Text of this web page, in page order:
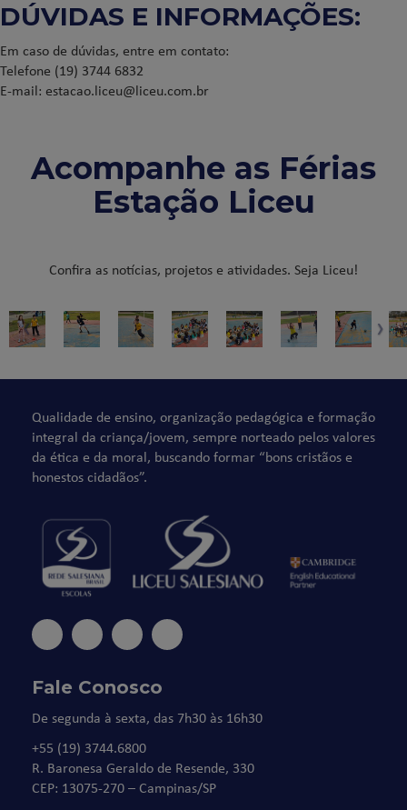
DÚVIDAS E INFORMAÇÕES:
Em caso de dúvidas, entre em contato:
Telefone (19) 3744 6832
E-mail: estacao.liceu@liceu.com.br
Acompanhe as Férias
Estação Liceu
Confira as notícias, projetos e atividades. Seja Liceu!
Qualidade de ensino, organização pedagógica e formação
integral da criança/jovem, sempre norteado pelos valores
da ética e da moral, buscando formar “bons cristãos e
honestos cidadãos”.
Fale Conosco
De segunda à sexta, das 7h30 às 16h30
+55 (19) 3744.6800
R. Baronesa Geraldo de Resende, 330
CEP: 13075-270 – Campinas/SP